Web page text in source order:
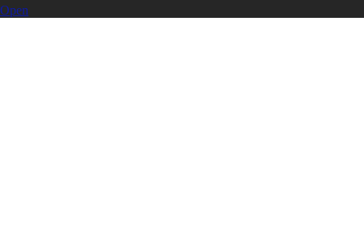
Open